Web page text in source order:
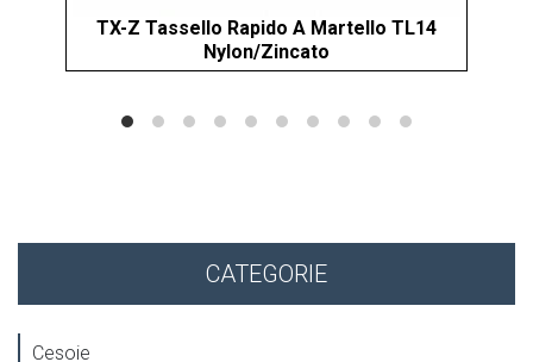
CATEGORIE
Cesoie
TX-Z Tassello Rapido A Martello TL14
Nylon/Zincato